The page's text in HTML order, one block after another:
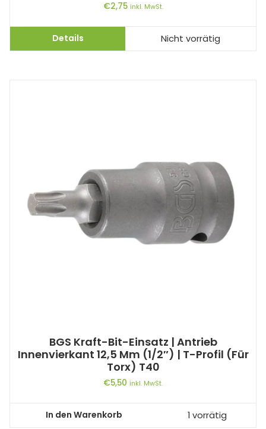
€2,75 inkl. MwSt.
Details Nicht vorrätig
BGS Kraft-Bit-Einsatz | Antrieb
Innenvierkant 12,5 Mm (1/2″) | T-Profil (für
Torx) T40
€5,50 inkl. MwSt.
In den Warenkorb 1 vorrätig